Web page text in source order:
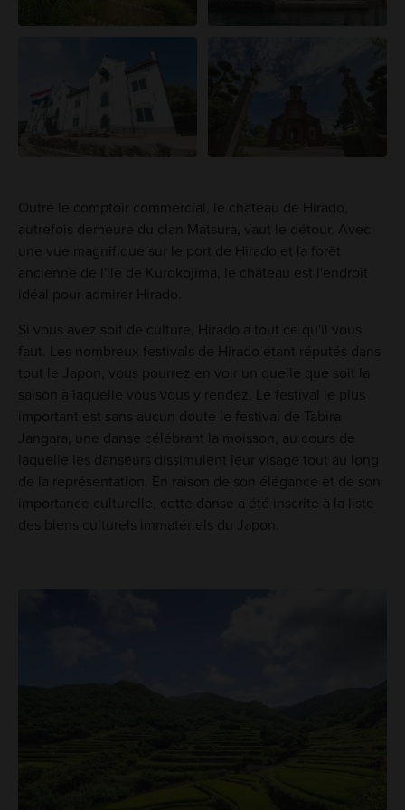
Outre le comptoir commercial, le château de Hirado,
autrefois demeure du clan Matsura, vaut le détour. Avec
une vue magnifique sur le port de Hirado et la forêt
ancienne de l'île de Kurokojima, le château est l'endroit
idéal pour admirer Hirado.
Si vous avez soif de culture, Hirado a tout ce qu'il vous
faut. Les nombreux festivals de Hirado étant réputés dans
tout le Japon, vous pourrez en voir un quelle que soit la
saison à laquelle vous vous y rendez. Le festival le plus
important est sans aucun doute le festival de Tabira
Jangara, une danse célébrant la moisson, au cours de
laquelle les danseurs dissimulent leur visage tout au long
de la représentation. En raison de son élégance et de son
importance culturelle, cette danse a été inscrite à la liste
des biens culturels immatériels du Japon.